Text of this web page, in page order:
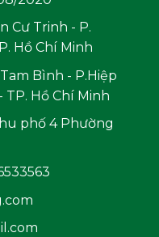
Cư Trinh - P.
Hồ Chí Minh
Bình - P.Hiệp
Hồ Chí Minh
phố 4 Phường